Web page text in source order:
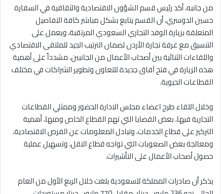
من جانبه، أكد رئيس قسم الشؤون الاقتصادية والثقافية في السفارة
حسين الدوسري، أن القسم يتابع بشكل مباشر كافة التفاصيل
المتعلقة بزيارة الوفد التجاري السعودي المرتقبة، ويعمل على
التنسيق مع غرفة تجارة الأردن لضمان الترتيب الجيد للملتقى الاقتصادي
واللقاءات الثنائية بين أصحاب الأعمال من الجانبين، مشدداً على أهمية
هذه الزيارة في فتح آفاق جديدة للتعاون وتطوير الشراكات في مختلف
القطاعات الحيوية.
وخلال اللقاء طرح اعضاء مجلس الادارة الحضور وممثلي القطاعات
التجارية فيها، بعض القضايا التي تهم القطاع الخاص ومنها، أهمية
التركيز على قطاع الخدمات، وتبادل المعلومات عن الفرص الاقتصادية،
ومعالجة بعض الصعوبات التي تواجه قطاع النقل، وتسهيل عملية
حصول أصحاب الأعمال على التأشيرات.
يذكر أن صادرات المملكة للسعودية بلغت خلال الربع الأول من العام